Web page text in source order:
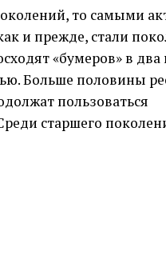
то самыми
и прежде, стали
«бумеров» в два
Больше половины
пользоваться
старшего